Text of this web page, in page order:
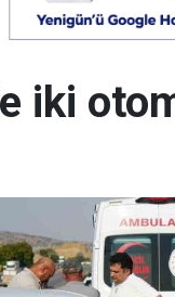
iki